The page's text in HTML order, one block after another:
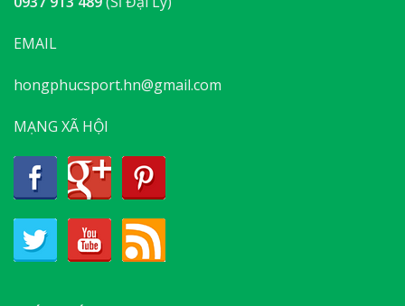
EMAIL
hongphucsport.hn@gmail.com
MẠNG XÃ HỘI